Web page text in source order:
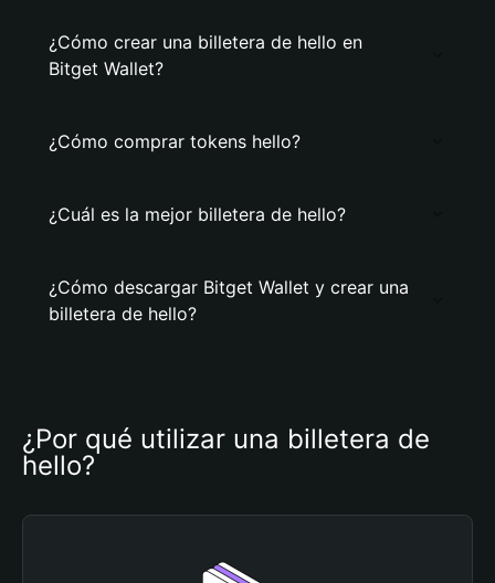
¿Cómo crear una billetera de hello en
Bitget Wallet?
¿Cómo comprar tokens hello?
¿Cuál es la mejor billetera de hello?
¿Cómo descargar Bitget Wallet y crear una
billetera de hello?
¿Por qué utilizar una billetera de
hello?